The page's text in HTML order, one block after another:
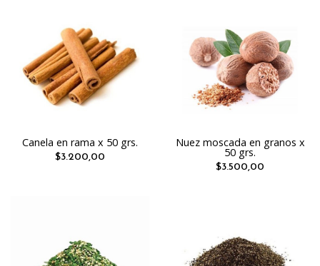
Canela en rama x 50 grs.
$3.200,00
Nuez moscada en granos x
50 grs.
$3.500,00